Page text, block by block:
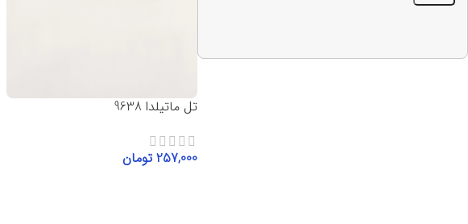
تل ماتیلدا 9638
257,000 تومان